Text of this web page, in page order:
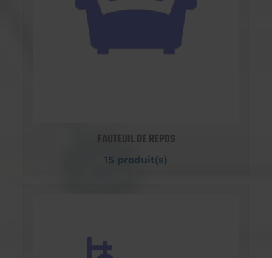
FAUTEUIL DE REPOS
15 produit(s)